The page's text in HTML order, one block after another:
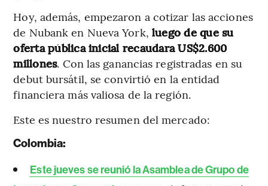
Hoy, además, empezaron a cotizar las acciones
de Nubank en Nueva York, luego de que su
oferta pública inicial recaudara US$2.600
millones. Con las ganancias registradas en su
debut bursátil, se convirtió en la entidad
financiera más valiosa de la región.
Este es nuestro resumen del mercado:
Colombia:
Este jueves se reunió la Asamblea de Grupo de